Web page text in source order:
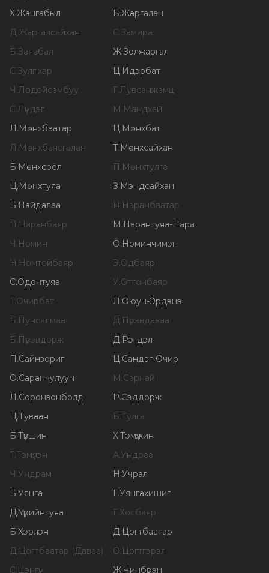
Х.Жангабыл Б.Жаргалан
Д.Жаргалсайхан С.Замира
Б.Заяабал Ж.Золжаргал
С.Зулпхар Ц.Идэрбат
Ч.Лодойсамбуу Г.Лувсанжамц
С.Лүндэг М.Мандхай
Л.Мөнхбаатар Ц.Мөнхбат
Л.Мөнхбаясгалан Т.Мөнхсайхан
Б.Мөнхсоёл П.Мөнхтулга
Ц.Мөнхтуяа З.Мэндсайхан
Б.Найдалаа Н.Наранбаатар
П.Наранбаяр М.Нарантуяа-Нара
Ч.Номин О.Номинчимэг
Н.Номтойбаяр Э.Одбаяр
С.Одонтуяа У.Отгонбаяр
Г.Очирбат Л.Оюун-Эрдэнэ
Б.Пунсалмаа Д.Пүрэвдаваа
Б.Пүрэвдорж Д.Рэгдэл
П.Сайнзориг Ц.Сандаг-Очир
О.Саранчулуун М.Сарнай
Л.Соронзонболд Р.Сэддорж
Ц.Туваан Б.Тулга
Б.Түвшин Х.Тэмүүжин
Г.Тэмүүлэн А.Ундраа
Ч.Ундрам Н.Учрал
Б.Уянга Г.Уянгахишиг
Д.Үүрийнтуяа Г.Хосбаяр
Б.Хэрлэн Д.Цогтбаатар
Д.Цогтбаатар (Даваа) О.Цогтгэрэл
С.Цэнгүүн Ж.Чинбүрэн